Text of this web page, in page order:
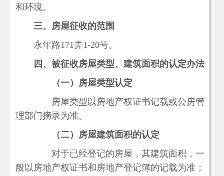
和环境。
三、房屋征收的范围
永年路171弄1-20号。
四、被征收房屋类型、建筑面积的认定办法
（一）房屋类型认定
房屋类型以房地产权证书记载或公房管
理部门摘录为准。
（二）房屋建筑面积的认定
对于已经登记的房屋，其建筑面积，一
般以房地产权证书和房地产登记簿的记载为准；